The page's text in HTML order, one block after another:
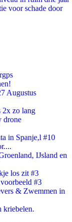
voor schade door
Augustus
2x zo lang
drone
in Spanje,l #10
IJsland en
los zit #3
#3
& Zwemmen in
kriebelen.